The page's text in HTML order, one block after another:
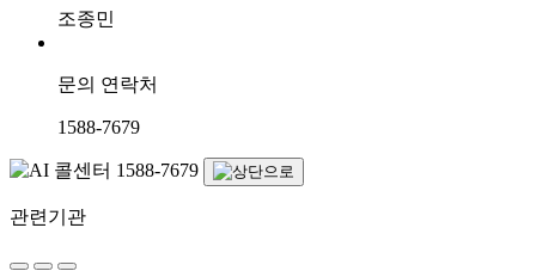
조종민
문의 연락처
1588-7679
관련기관